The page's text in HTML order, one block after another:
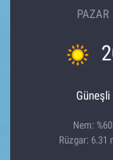
PAZAR
Güneşli
Nem: %60
Rüzgar: 6.31